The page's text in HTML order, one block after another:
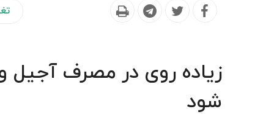
زیاده روی در مصرف
شود